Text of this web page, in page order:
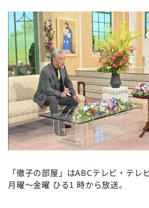
「徹子の部屋」はABCテレビ・テレ
月曜～金曜 ひる1 時から放送。